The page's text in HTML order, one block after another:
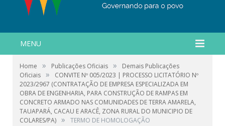
MENU
Home » Publicações Oficiais »
Demais Publicações
Oficiais »
CONVITE Nº 005/2023 | PROCESSO LICITATÓRIO Nº
2023/2967 (CONTRATAÇÃO DE EMPRESA ESPECIALIZADA EM
OBRA DE ENGENHARIA, PARA CONSTRUÇÃO DE RAMPAS EM
CONCRETO ARMADO NAS COMUNIDADES DE TERRA AMARELA,
TAUAPARÁ, CACAU E ARACÊ, ZONA RURAL DO MUNICIPIO DE
COLARES/PA) » TERMO DE HOMOLOGAÇÃO